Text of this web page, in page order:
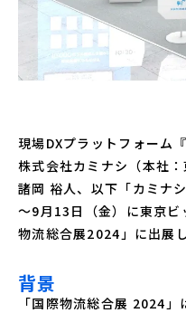
現場DXプラットフォーム
株式会社カミナシ（本社
諸岡 裕人、以下「カミナ
～9月13日（金）に東京
物流総合展2024」に出展し
背景
「国際物流総合展 2024